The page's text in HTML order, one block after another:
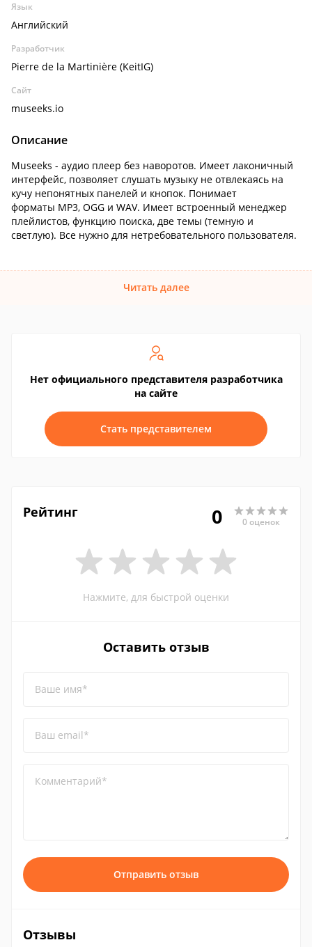
Язык
Английский
Разработчик
Pierre de la Martinière (KeitIG)
Сайт
museeks.io
Описание
Museeks - аудио плеер без наворотов. Имеет лаконичный
интерфейс, позволяет слушать музыку не отвлекаясь на
кучу непонятных панелей и кнопок. Понимает
форматы MP3, OGG и WAV. Имеет встроенный менеджер
плейлистов, функцию поиска, две темы (темную и
светлую). Все нужно для нетребовательного пользователя.
Читать далее
Нет официального представителя разработчика
на сайте
Стать представителем
Рейтинг 0 0 оценок
Нажмите, для быстрой оценки
Оставить отзыв
Ваше имя*
Ваш email*
Комментарий*
Отправить отзыв
Отзывы